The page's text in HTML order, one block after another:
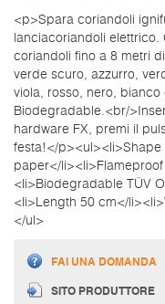
<p>Spara coriandoli
lanciacoriandoli
coriandoli fino a 8 metri
verde scuro, azzurro,
viola, rosso, nero, bianco
Biodegradable.<br/
hardware FX, premi il
festa!</p><ul><li>Shape
paper</li><li>Flameproof
<li>Biodegradable TÜV
<li>Length 50 cm</
</ul>
FAI UNA DOMANDA
SITO PRODUTTORE